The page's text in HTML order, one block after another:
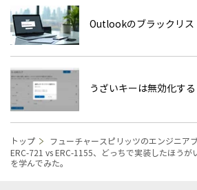
Outlookのブラックリス
うざいキーは無効化する
トップ
フューチャースピリッツのエンジニア
ERC-721 vs ERC-1155、どっちで実装したほうが
を学んでみた。